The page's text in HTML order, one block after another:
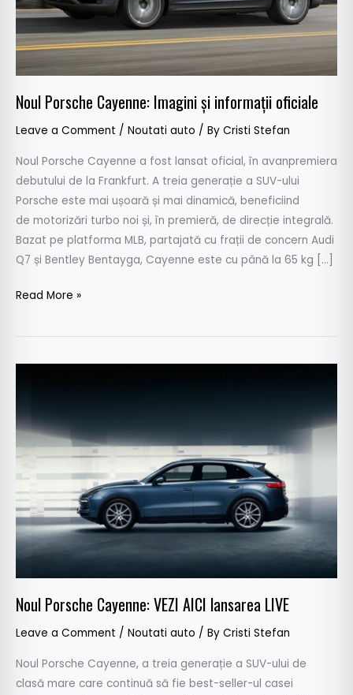
Noul Porsche Cayenne: Imagini și informații oficiale
Leave a Comment / Noutati auto / By Cristi Stefan
Noul Porsche Cayenne a fost lansat oficial, în avanpremiera
debutului de la Frankfurt. A treia generație a SUV-ului
Porsche este mai ușoară și mai dinamică, beneficiind
de motorizări turbo noi și, în premieră, de direcție integrală.
Bazat pe platforma MLB, partajată cu frații de concern Audi
Q7 și Bentley Bentayga, Cayenne este cu până la 65 kg […]
Read More »
Noul Porsche Cayenne: VEZI AICI lansarea LIVE
Leave a Comment / Noutati auto / By Cristi Stefan
Noul Porsche Cayenne, a treia generație a SUV-ului de
clasă mare care continuă să fie best-seller-ul casei
VEZI
AICI
lansarea
LIVE